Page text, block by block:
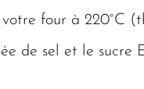
four à 220°C
de sel et le